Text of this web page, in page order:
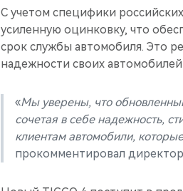
С учетом специфики
усиленную оцинковку, что
срок службы автомобиля. Это
надежности своих
«Мы уверены, что
сочетая в себе надежность,
клиентам автомобили,
прокомментировал